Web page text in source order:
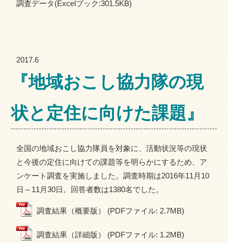
調査データ(Excelブック:301.5KB)
2017.6
『地域おこし協力隊の現
状と定住に向けた課題』
全国の地域おこし協力隊員を対象に、活動状況等の現状
と今後の定住に向けての課題等を明らかにするため、ア
ンケート調査を実施しました。調査時期は2016年11月10
日～11月30日。回答者数は1380名でした。
調査結果（概要版） (PDFファイル: 2.7MB)
調査結果（詳細版） (PDFファイル: 1.2MB)